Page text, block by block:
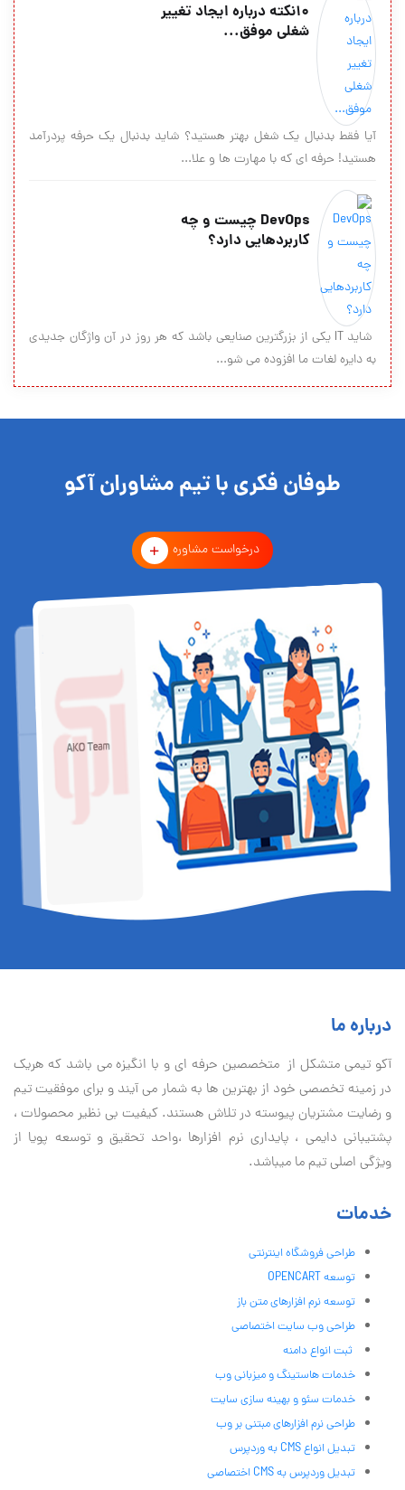
10نكته درباره ايجاد تغيير
شغلي موفق...
آیا فقط بدنبال یک شغل بهتر هستید؟ شاید بدنبال یک حرفه پردرآمد
هستید! حرفه ای که با مهارت ها و علا...
DevOps چیست و چه
کاربردهایی دارد؟
شاید IT یکی از بزرگترین صنایعی باشد که هر روز در آن واژگان جدیدی
به دایره لغات ما افزوده می شو...
طوفان فکری با تیم مشاوران آکو
درخواست مشاوره
درباره ما
آكو تيمی متشکل از متخصصین حرفه ای و با انگیزه می باشد که هریک
در زمینه تخصصی خود از بهترین ها به شمار می آیند و برای موفقیت تيم
و رضایت مشتریان پیوسته در تلاش هستند. کیفیت بی نظير محصولات ،
پشتیبانی دايمی ، پایداری نرم افزارها ،واحد تحقیق و توسعه پویا از
ویژگی اصلی تیم ما میباشد.
خدمات
طراحی فروشگاه اینترنتی
توسعه OPENCART
توسعه نرم افزارهای متن باز
طراحی وب سایت اختصاصی
ثبت انواع دامنه
خدمات هاستینگ و میزبانی وب
خدمات سئو و بهینه سازی سایت
طراحی نرم افزارهای مبتنی بر وب
تبدیل انواع CMS به وردپرس
تبدیل وردپرس به CMS اختصاصی